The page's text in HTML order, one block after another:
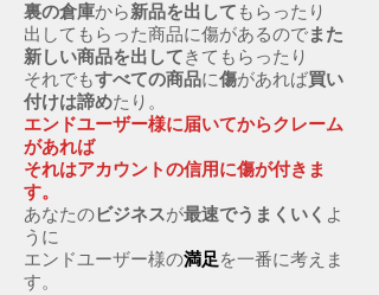
裏の倉庫から新品を出して もらったり
出してもらった商品に傷があるのでまた
新しい商品を出してきてもらったり
それでもすべての商品に傷があれば買い
付けは諦めたり。
エンドユーザー様に届いてからクレーム
があれば
それはアカウントの信用に傷が付きま
す。
あなたのビジネスが最速でうまくいく よ
うに
エンドユーザー様の満足を一番に考えま
す。